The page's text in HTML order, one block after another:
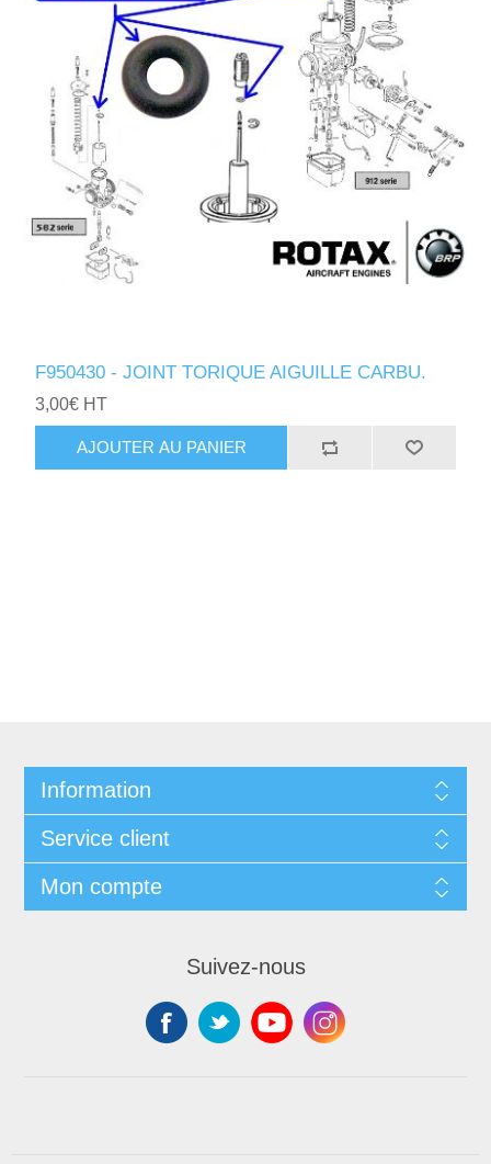
F950430 - JOINT TORIQUE AIGUILLE CARBU.
3,00€ HT
AJOUTER AU PANIER
Information
Service client
Mon compte
Suivez-nous